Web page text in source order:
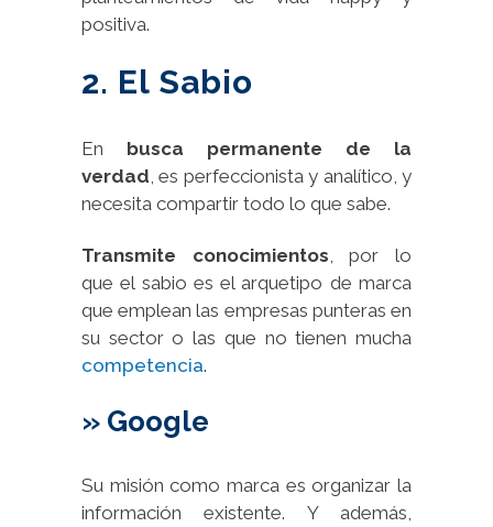
positiva.
2. El Sabio
En busca permanente de la
verdad , es perfeccionista y analítico, y
necesita compartir todo lo que sabe.
Transmite conocimientos , por lo
que el sabio es el arquetipo de marca
que emplean las empresas punteras en
su sector o las que no tienen mucha
competencia.
» Google
Su misión como marca es organizar la
información existente. Y además,